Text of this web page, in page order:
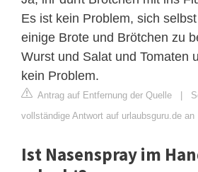
Es ist kein Problem, sich
einige Brote und Brötchen zu
Wurst und Salat und Tomaten
kein Problem.
Antrag auf Entfernung der Quelle |
vollständige Antwort auf urlaubsguru.de an
Ist Nasenspray im